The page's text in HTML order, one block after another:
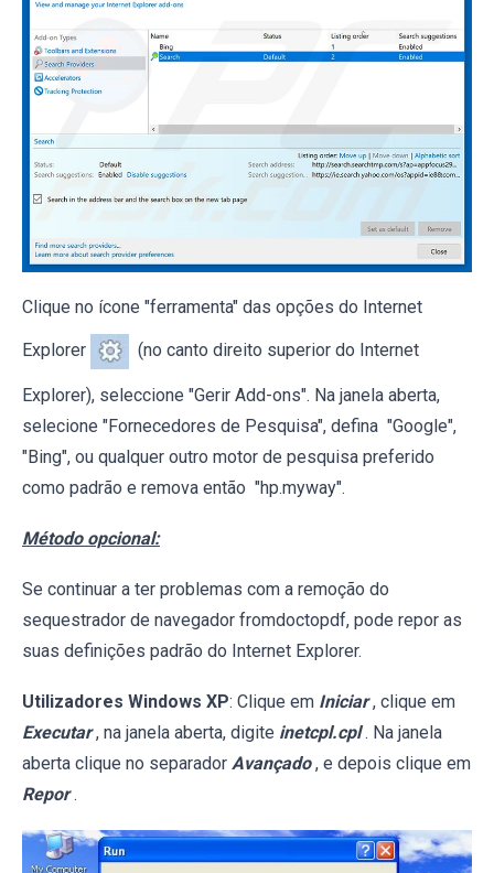
Clique no ícone "ferramenta" das opções do Internet
Explorer (no canto direito superior do Internet
Explorer), seleccione "Gerir Add-ons". Na janela aberta,
selecione "Fornecedores de Pesquisa", defina "Google",
"Bing", ou qualquer outro motor de pesquisa preferido
como padrão e remova então "hp.myway".
Método opcional:
Se continuar a ter problemas com a remoção do
sequestrador de navegador fromdoctopdf, pode repor as
suas definições padrão do Internet Explorer.
Utilizadores Windows XP: Clique em Iniciar , clique em
Executar , na janela aberta, digite inetcpl.cpl . Na janela
aberta clique no separador Avançado , e depois clique em
Repor .